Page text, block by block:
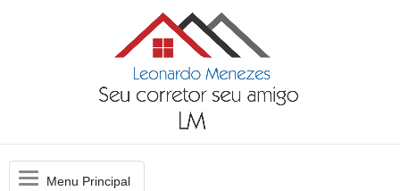
MenuMenu Principal